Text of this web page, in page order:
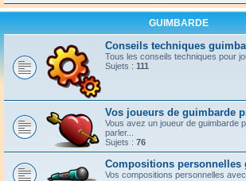
GUIMBARDE
Conseils techniques
Tous les conseils techniques pour
Sujets : 111
Vos joueurs de guimbarde
Vous avez un joueur de guimbarde
parler...
Sujets : 76
Compositions personnelles
Vos compositions personnelles